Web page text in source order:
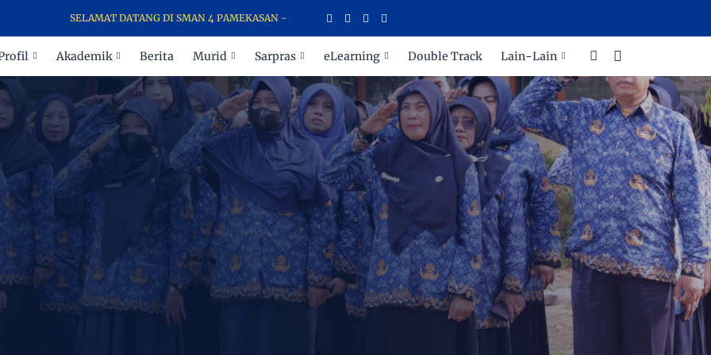
SELAMAT DATANG DI SMAN 4 PAMEKASAN - SEKOLAH PARA JUARA
Akademik Berita Murid Sarpras eLearning Double Track Lain-Lain